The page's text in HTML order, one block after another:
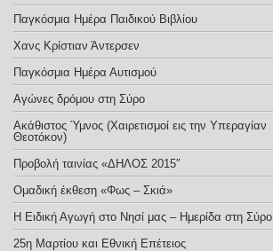
Παγκόσμια Ημέρα Παιδικού Βιβλίου
Χανς Κρίστιαν Άντερσεν
Παγκόσμια Ημέρα Αυτισμού
Αγώνες δρόμου στη Σύρο
Ακάθιστος Ύμνος (Χαιρετισμοί εις την Υπεραγίαν
Θεοτόκον)
Προβολή ταινίας «ΔΗΛΟΣ 2015″
Ομαδική έκθεση «Φως – Σκιά»
Η Ειδική Αγωγή στο Νησί μας – Ημερίδα στη Σύρο
25η Μαρτίου και Εθνική Επέτειος